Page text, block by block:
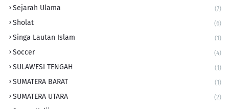
Sejarah Ulama (7)
Sholat (6)
Singa Lautan Islam (1)
Soccer (4)
SULAWESI TENGAH (1)
SUMATERA BARAT (1)
SUMATERA UTARA (2)